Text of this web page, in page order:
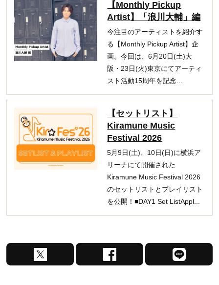
【Monthly Pickup
Artist】「浪川大輔」編
今注目のアーティストを紹介す
る【Monthly Pickup Artist】企
画。今回は、6月20日(土)大
阪・23日(火)東京にてアーティ
スト活動15周年を記念...
【セットリスト】
Kiramune Music
Festival 2026
5月9日(土)、10日(日)に横浜ア
リーナにて開催された
Kiramune Music Festival 2026
のセットリストとプレイリスト
を公開！■DAY1 Set ListAppl...
X
で
F
a
L
I